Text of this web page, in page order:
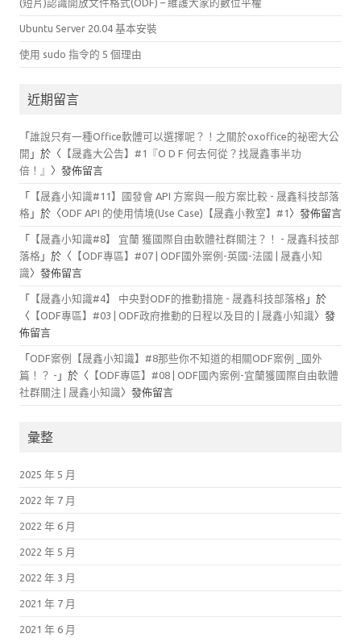
Ubuntu Server 20.04 基本安裝
使用 sudo 指令的 5 個理由
近期留言
「誰說只有一種Office軟體可以選擇呢？！之關於oxoffice的祕密大公
開 」於〈 【晟鑫大公告】#1『O D F 何去何從？找晟鑫事半功
倍！』 〉發佈留言
「 【晟鑫小知識#11】國發會 API 方案與一般方案比較 - 晟鑫科技部落
格 」於〈ODF API 的使用情境(Use Case)【晟鑫小教室】#1 〉發佈留言
「 【晟鑫小知識#8】 宜蘭 獲國際自由軟體社群關注？！ - 晟鑫科技部
落格 」於〈 【ODF專區】#07 | ODF國外案例-英國-法國 | 晟鑫小知
識〉發佈留言
「 【晟鑫小知識#4】 中央對ODF的推動措施 - 晟鑫科技部落格 」於
〈 【ODF專區】#03 | ODF政府推動的日程以及目的 | 晟鑫小知識〉發
佈留言
「ODF案例【晟鑫小知識】#8那些你不知道的相關ODF案例 _國外
篇！？ - 」於〈 【ODF專區】#08 | ODF國內案例-宜蘭獲國際自由軟體
社群關注 | 晟鑫小知識〉發佈留言
彙整
2025 年 5 月
2022 年 7 月
2022 年 6 月
2022 年 5 月
2022 年 3 月
2021 年 7 月
2021 年 6 月